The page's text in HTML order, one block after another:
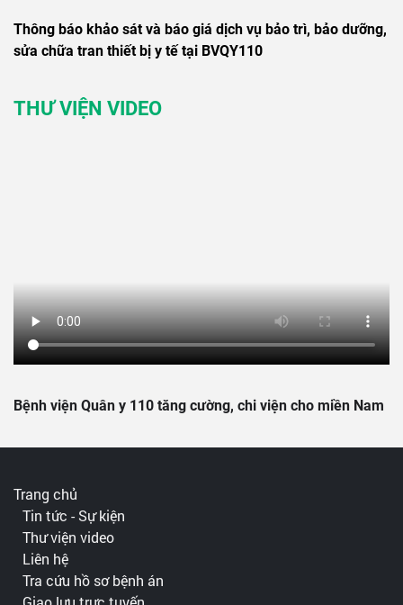
Thông báo khảo sát và báo giá dịch vụ bảo trì, bảo dưỡng,
sửa chữa tran thiết bị y tế tại BVQY110
THƯ VIỆN VIDEO
Bệnh viện Quân y 110 tăng cường, chi viện cho miền Nam
Trang chủ
Tin tức - Sự kiện
Thư viện video
Liên hệ
Tra cứu hồ sơ bệnh án